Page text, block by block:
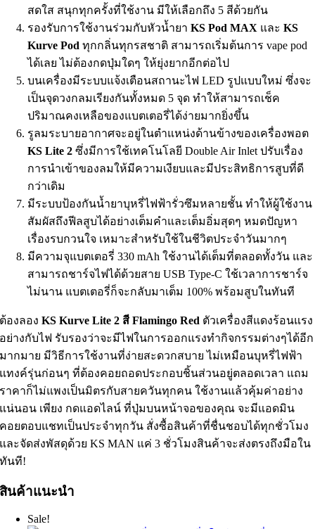
สดใส สนุกทุกครั้งที่ใช้งาน มีให้เลือกถึง 5 สีด้วยกัน
รองรับการใช้งานร่วมกับหัวน้ำยาKS Pod MAX และKS
Kurve Pod ทุกกลิ่นทุกรสชาติ สามารถเริ่มต้นการ vape pod
ได้เลย ไม่ต้องกดปุ่มใดๆ ให้ยุ่งยากอีกต่อไป
บนเครื่องมีระบบแจ้งเตือนสถานะไฟ LED รูปแบบใหม่ ซึ่งจะ
เป็นจุดวงกลมเรียงกันทั้งหมด 5 จุด ทำให้สามารถเช็ค
ปริมาณคงเหลือของแบตเตอรี่ได้ง่ายมากยิ่งขึ้น
รูลมระบายอากาศจะอยู่ในตำแหน่งด้านข้างของเครื่องพอต
KS Lite 2 ซึ่งมีการใช้เทคโนโลยี Double Air Inlet ปรับเรื่อง
การนำเข้าของลมให้มีความเงียบและมีประสิทธิการสูบที่ดี
กว่าเดิม
มีระบบป้องกันน้ำยาบุหรี่ไฟฟ้ารั่วซึมหลายชั้น ทำให้ผู้ใช้งาน
สัมผัสถึงฟีลสูบได้อย่างเต็มคำและเต็มอิ่มสุดๆ หมดปัญหา
เรื่องรบกวนใจ เหมาะสำหรับใช้ในชีวิตประจำวันมากๆ
มีความจุแบตเตอรี่ 330 mAh ใช้งานได้เต็มที่ตลอดทั้งวัน และ
สามารถชาร์จไฟได้ด้วยสาย USB Type-C ใช้เวลาการชาร์จ
ไม่นาน แบตเตอรี่ก็จะกลับมาเต็ม 100% พร้อมสูบในทันที
ต้องลองKS Kurve Lite 2 สี Flamingo Red ตัวเครื่องสีแดงร้อนแรง
อย่างกับไฟ รับรองว่าจะมีไฟในการออกแรงทำกิจกรรมต่างๆได้อีก
มากมาย มีวิธีการใช้งานที่ง่ายสะดวกสบาย ไม่เหมือนบุหรี่ไฟฟ้า
แทงค์รุ่นก่อนๆ ที่ต้องคอยถอดประกอบชิ้นส่วนอยู่ตลอดเวลา แถม
ราคาก็ไม่แพงเป็นมิตรกับสายควันทุกคน ใช้งานแล้วคุ้มค่าอย่าง
แน่นอน เพียง กดแอดไลน์ ที่ปุ่มบนหน้าจอของคุณ จะมีแอดมิน
คอยตอบแชทเป็นประจำทุกวัน สั่งซื้อสินค้าที่ชื่นชอบได้ทุกชั่วโมง
และจัดส่งพัสดุด้วย KS MAN แค่ 3 ชั่วโมงสินค้าจะส่งตรงถึงมือใน
ทันที!
สินค้าแนะนำ
Sale!